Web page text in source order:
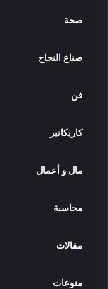
صحة
صناع النجاح
فن
كاريكاتير
مال و أعمال
محاسبة
مقالات
منوعات